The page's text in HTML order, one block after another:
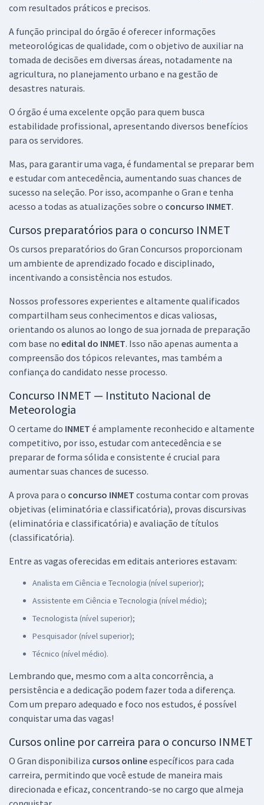
com resultados práticos e precisos.
A função principal do órgão é oferecer informações
meteorológicas de qualidade, com o objetivo de auxiliar na
tomada de decisões em diversas áreas, notadamente na
agricultura, no planejamento urbano e na gestão de
desastres naturais.
O órgão é uma excelente opção para quem busca
estabilidade profissional, apresentando diversos benefícios
para os servidores.
Mas, para garantir uma vaga, é fundamental se preparar bem
e estudar com antecedência, aumentando suas chances de
sucesso na seleção. Por isso, acompanhe o Gran e tenha
acesso a todas as atualizações sobre o concurso INMET.
Cursos preparatórios para o concurso INMET
Os cursos preparatórios do Gran Concursos proporcionam
um ambiente de aprendizado focado e disciplinado,
incentivando a consistência nos estudos.
Nossos professores experientes e altamente qualificados
compartilham seus conhecimentos e dicas valiosas,
orientando os alunos ao longo de sua jornada de preparação
com base no edital do INMET. Isso não apenas aumenta a
compreensão dos tópicos relevantes, mas também a
confiança do candidato nesse processo.
Concurso INMET — Instituto Nacional de
Meteorologia
O certame do INMET é amplamente reconhecido e altamente
competitivo, por isso, estudar com antecedência e se
preparar de forma sólida e consistente é crucial para
aumentar suas chances de sucesso.
A prova para o concurso INMET costuma contar com provas
objetivas (eliminatória e classificatória), provas discursivas
(eliminatória e classificatória) e avaliação de títulos
(classificatória).
Entre as vagas oferecidas em editais anteriores estavam:
Analista em Ciência e Tecnologia (nível superior);
Assistente em Ciência e Tecnologia (nível médio);
Tecnologista (nível superior);
Pesquisador (nível superior);
Técnico (nível médio).
Lembrando que, mesmo com a alta concorrência, a
persistência e a dedicação podem fazer toda a diferença.
Com um preparo adequado e foco nos estudos, é possível
conquistar uma das vagas!
Cursos online por carreira para o concurso INMET
O Gran disponibiliza cursos onlineespecíficos para cada
carreira, permitindo que você estude de maneira mais
direcionada e eficaz, concentrando-se no cargo que almeja